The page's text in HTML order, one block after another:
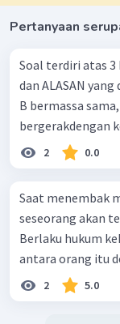
Pertanyaan
Soal terdiri atas 3
dan ALASAN yang disusun
B bermassa
bergerakdengan
2 0.0
Saat menembak
seseorang akan
Berlaku hukum kekekalan
antara orang itu
2 5.0